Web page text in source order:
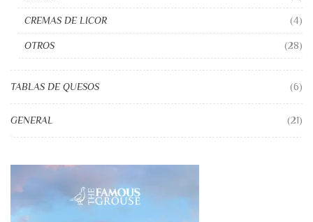
CREMAS DE LICOR (4)
OTROS (28)
TABLAS DE QUESOS (6)
GENERAL (21)